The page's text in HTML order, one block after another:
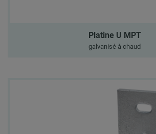
Platine U MPT
galvanisé à chaud